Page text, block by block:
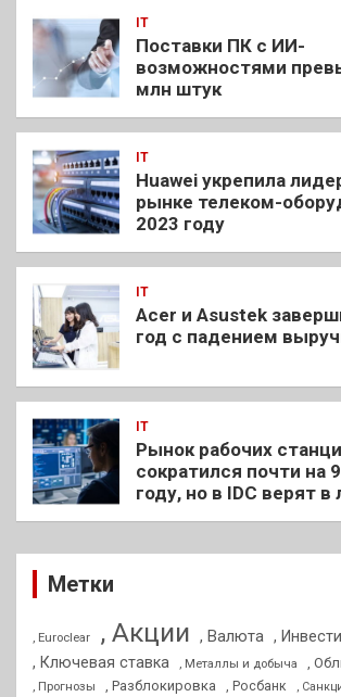
IT
Поставки ПК с ИИ-
возможностями
млн штук
IT
Huawei укрепила
рынке телеком-
2023 году
IT
Acer и Asustek
год с падением
IT
Рынок рабочих
сократился почти на
году, но в IDC верят в
Метки
, Euroclear , Акции , Валюта
,
, Ключевая ставка
, Металлы и добыча ,
, Прогнозы , Разблокировка , Росбанк ,